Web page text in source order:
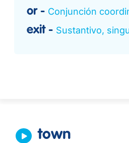
or Conjunción
exit Sustantivo,
town